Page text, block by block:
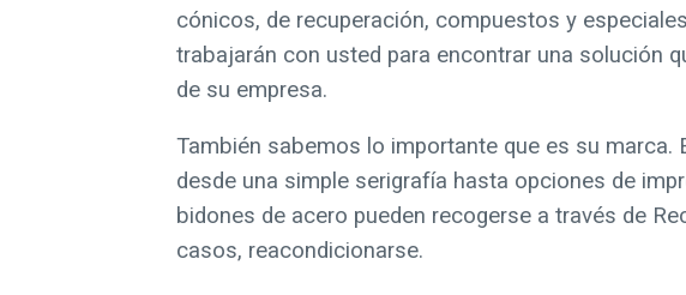
cónicos, de recuperación, compuestos y
trabajarán con usted para encontrar una solución
de su empresa.
También sabemos lo importante que es su marca.
desde una simple serigrafía hasta opciones de
bidones de acero pueden recogerse a través de
casos, reacondicionarse.